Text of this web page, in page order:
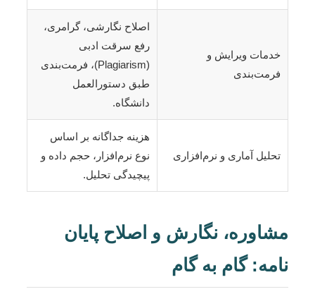
خدمات ویرایش و
فرمت‌بندی
اصلاح نگارشی، گرامری،
رفع سرقت ادبی
(Plagiarism)، فرمت‌بندی
طبق دستورالعمل
دانشگاه.
تحلیل آماری و نرم‌افزاری
هزینه جداگانه بر اساس
نوع نرم‌افزار، حجم داده و
پیچیدگی تحلیل.
مشاوره، نگارش و اصلاح پایان
نامه: گام به گام